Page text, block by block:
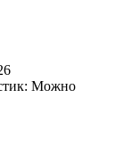
Можно